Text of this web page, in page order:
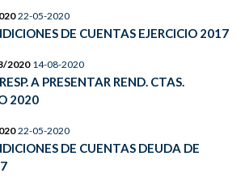
22-05-2020
DE CUENTAS EJERCICIO 2017
2020 14-08-2020
A PRESENTAR REND. CTAS.
2020
22-05-2020
DE CUENTAS DEUDA DE